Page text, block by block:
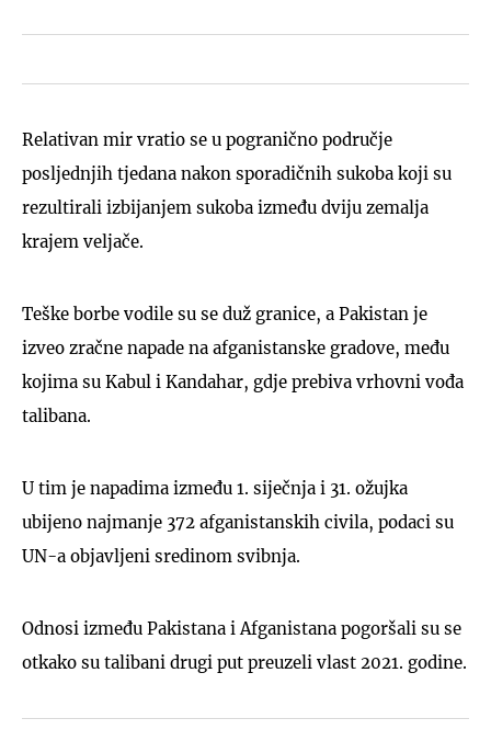
Relativan mir vratio se u pogranično područje
posljednjih tjedana nakon sporadičnih sukoba koji su
rezultirali izbijanjem sukoba između dviju zemalja
krajem veljače.
Teške borbe vodile su se duž granice, a Pakistan je
izveo zračne napade na afganistanske gradove, među
kojima su Kabul i Kandahar, gdje prebiva vrhovni vođa
talibana.
U tim je napadima između 1. siječnja i 31. ožujka
ubijeno najmanje 372 afganistanskih civila, podaci su
UN-a objavljeni sredinom svibnja.
Odnosi između Pakistana i Afganistana pogoršali su se
otkako su talibani drugi put preuzeli vlast 2021. godine.